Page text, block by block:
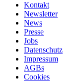
Kontakt
Newsletter
News
Presse
Jobs
Datenschutz
Impressum
AGBs
Cookies